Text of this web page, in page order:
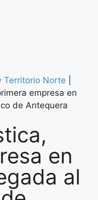
Territorio Norte
empresa en
de Antequera
en
al